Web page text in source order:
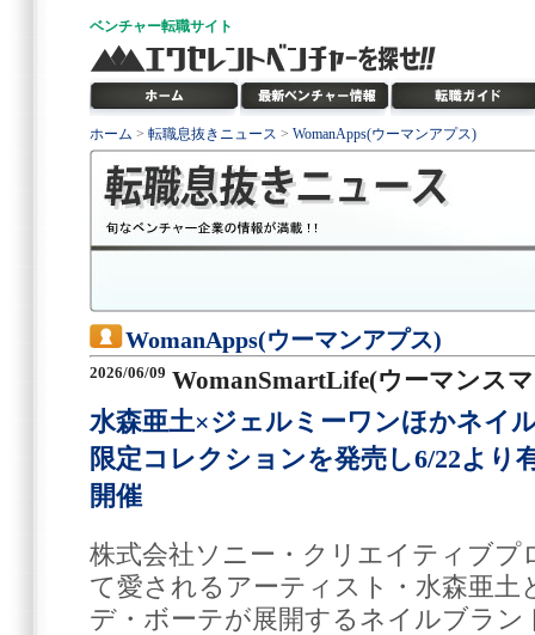
ベンチャー転職サイト
ホーム > 転職息抜きニュース > WomanApps(ウーマンアプス)
WomanApps(ウーマンアプス)
2026/06/09 WomanSmartLife(ウーマンス
水森亜土×ジェルミーワンほかネ
限定コレクションを発売し6/22より
開催
株式会社ソニー・クリエイティブプ
て愛されるアーティスト・水森亜土
デ・ボーテが展開するネイルブラ